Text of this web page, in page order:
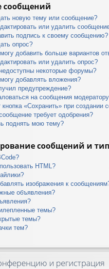
сообщений
новую тему или сообщение?
или удалить
подпись к своему сообщению?
опрос?
добавить больше вариантов
или удалить опрос?
некоторые форумы?
добавлять вложения?
предупреждение?
на сообщения
кнопка «Сохранить» при создании
требует одобрения?
поднять мою тему?
сообщений и
HTML?
изображения к
объявления?
темы?
темы?
тем?
и регистрация